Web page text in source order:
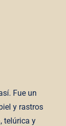
Fue un
y rastros
telúrica y